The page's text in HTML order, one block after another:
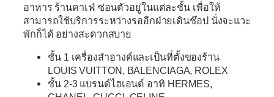
อาหาร ร้านคาเฟ่ ซ่อนตัวอยู่ในแต่ละชั้น เพื่อให้
สามารถใช้บริการระหว่างรออีกฝ่ายเดินช๊อป นั่งจะแวะ
พักก็ได้ อย่างสะดวกสบาย
ชั้น 1 เครื่องสำอางค์และเป็นที่ตั้งของร้าน
LOUIS VUITTON, BALENCIAGA, ROLEX
ชั้น 2-3 แบรนด์ไฮเอนด์ อาทิ HERMES,